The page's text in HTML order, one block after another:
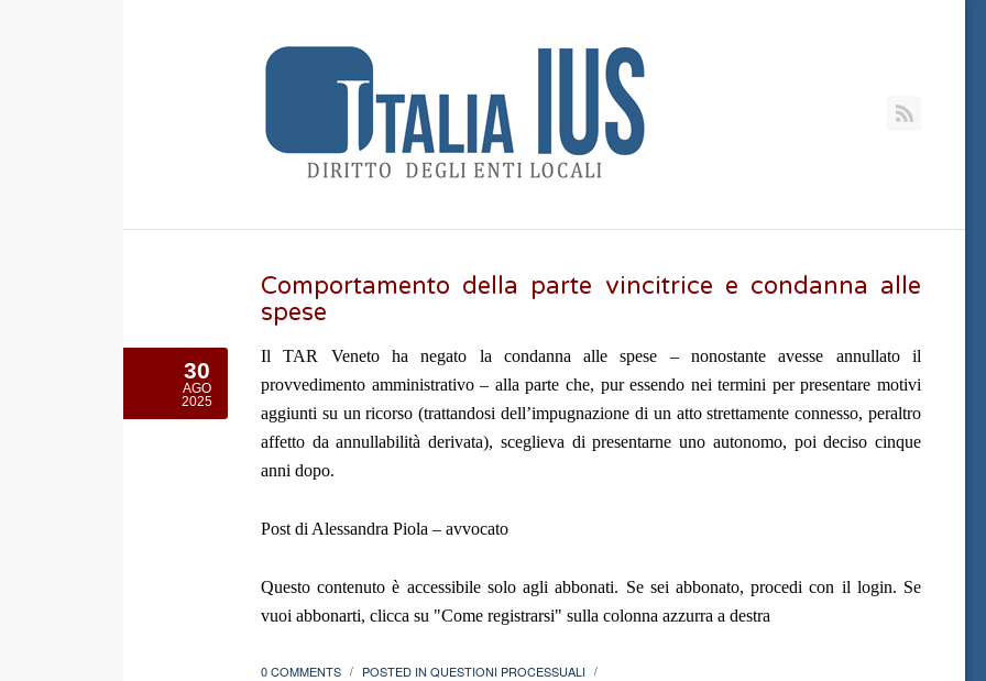
Comportamento della parte vincitrice e condanna alle
spese
30
AGO
2025
Il TAR Veneto ha negato la condanna alle spese – nonostante avesse annullato il
provvedimento amministrativo – alla parte che, pur essendo nei termini per presentare motivi
aggiunti su un ricorso (trattandosi dell’impugnazione di un atto strettamente connesso, peraltro
affetto da annullabilità derivata), sceglieva di presentarne uno autonomo, poi deciso cinque
anni dopo.
Post di Alessandra Piola – avvocato
Questo contenuto è accessibile solo agli abbonati. Se sei abbonato, procedi con il login. Se
vuoi abbonarti, clicca su "Come registrarsi" sulla colonna azzurra a destra
0 COMMENTS / POSTED IN QUESTIONI PROCESSUALI /